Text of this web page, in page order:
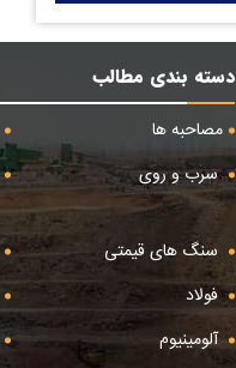
دسته بندی مطالب
مصاحبه ها
سرب و روی
سنگ های قیمتی
فولاد
آلومینیوم